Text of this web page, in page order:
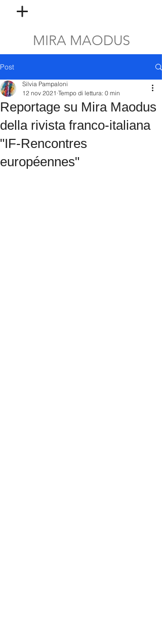
MIRA MAODUS
Post
Reportage su Mira Maodus
della rivista franco-italiana
"IF-Rencontres
européennes"
Silvia Pampaloni
12 nov 2021 Tempo di lettura: 0 min